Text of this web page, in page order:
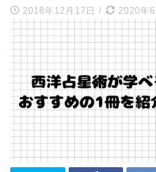
2018年12月17日 / 2020年6